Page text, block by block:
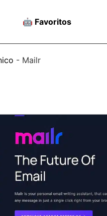
🤖 Favoritos
- Mailr